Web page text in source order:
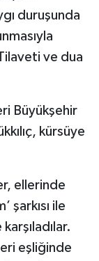
duruşunda
ve dua
Büyükşehir
kürsüye
ellerinde
şarkısı ile
eşliğinde